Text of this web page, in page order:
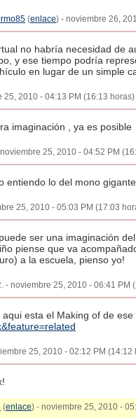
(enlace) - noviembre 26,
no habría necesidad de
y ese tiempo podría
en lugar de un simple
25, 2010 - 04:13 PM (16:13 horas)
imaginación , ya es posible
25, 2010 - 04:52 PM
entiendo lo del mono
25, 2010 - 05:03 PM (17:03
ser una imaginación
piense que va
a la escuela, pienso yo!
- noviembre 25, 2010 - 06:41 PM
esta el Making of de ese
25, 2010 - 02:12 PM (14:12
(enlace) - noviembre 25, 2010 -